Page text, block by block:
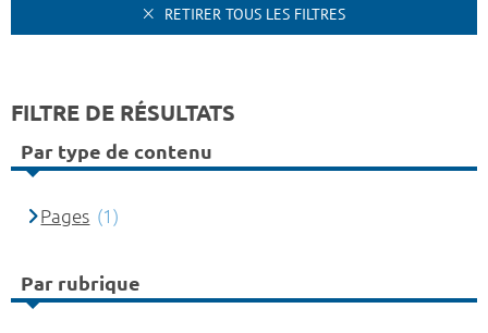
RETIRER TOUS LES FILTRES
FILTRE DE RÉSULTATS
Par type de contenu
Pages (1)
Par rubrique